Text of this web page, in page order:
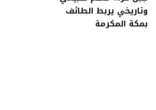
وتاريخي يربط الطائف
بمكة المكرمة